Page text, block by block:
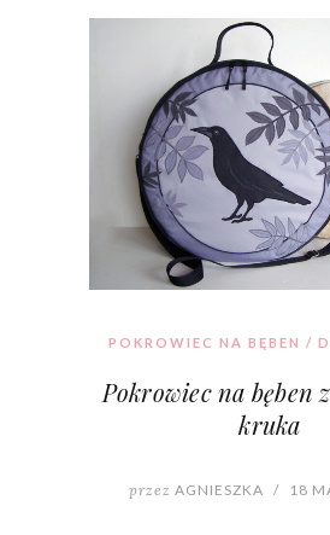
POKROWIEC NA BĘBEN /
Pokrowiec na bęben
kruka
przez AGNIESZKA / 18